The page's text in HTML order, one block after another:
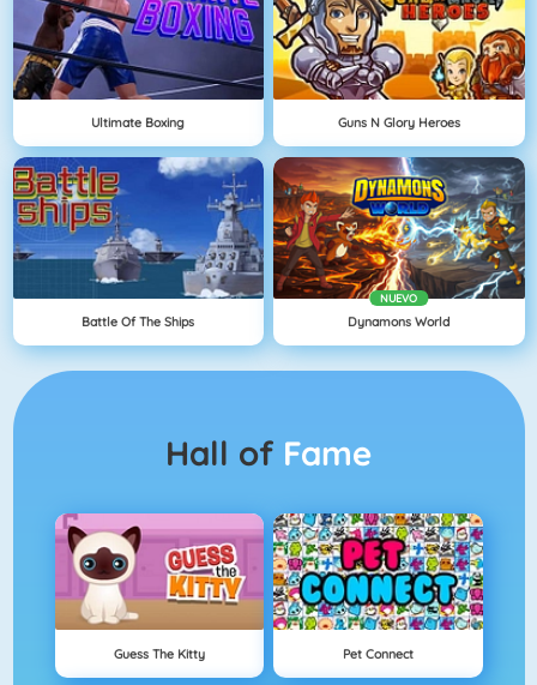
Ultimate Boxing Guns N Glory Heroes
Battle Of The Ships
NUEVO
Dynamons World
Hall of Fame
Guess The Kitty Pet Connect